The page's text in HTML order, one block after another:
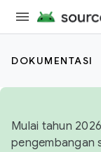
DOKUMENTASI
Mulai tahun
pengembangan